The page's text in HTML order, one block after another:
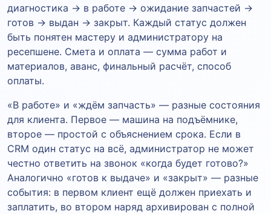
диагностика → в работе → ожидание запчастей →
готов → выдан → закрыт. Каждый статус должен
быть понятен мастеру и администратору на
ресепшене. Смета и оплата — сумма работ и
материалов, аванс, финальный расчёт, способ
оплаты.
«В работе» и «ждём запчасть» — разные состояния
для клиента. Первое — машина на подъёмнике,
второе — простой с объяснением срока. Если в
CRM один статус на всё, администратор не может
честно ответить на звонок «когда будет готово?»
Аналогично «готов к выдаче» и «закрыт» — разные
события: в первом клиент ещё должен приехать и
заплатить, во втором наряд архивирован с полной